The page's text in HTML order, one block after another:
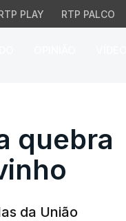
PLAY RTP PALCO
quebra
da União